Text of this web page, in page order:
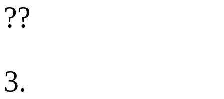
??
3.